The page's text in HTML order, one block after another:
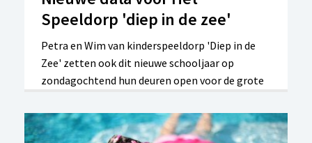
Speeldorp 'diep in de zee'
Petra en Wim van kinderspeeldorp 'Diep in de
Zee' zetten ook dit nieuwe schooljaar op
zondagochtend hun deuren open voor de grote
Noteer deze data alvast deze zondagochtenden
in jullie agenda: 13.09, 15.11, 10.01,14.03 en 23.05.